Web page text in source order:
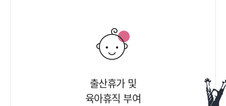
출산휴가 및
육아휴직 부여